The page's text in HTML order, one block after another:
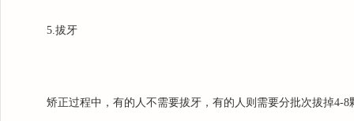
5.拔牙
矫正过程中，有的人不需要拔牙，有的人则需要分批次拔掉4-8